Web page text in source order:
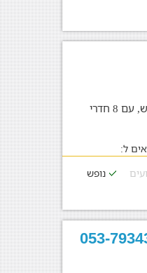
אחוזת וינטג' מושקעת ומעוצבת המתאימה לאירוח משפחות וקבוצות עד 30 איש, עם 8 חדרי
ל:
נופש
053-